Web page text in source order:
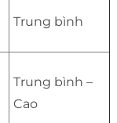
Trung bình
Trung bình –
Cao